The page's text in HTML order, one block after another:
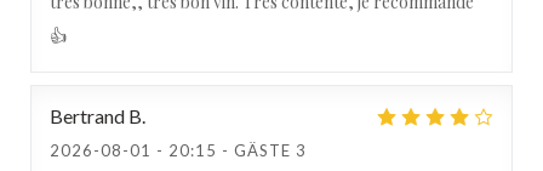
👍
Bertrand B
2026-08-01 - 20:15 - GÄSTE 3